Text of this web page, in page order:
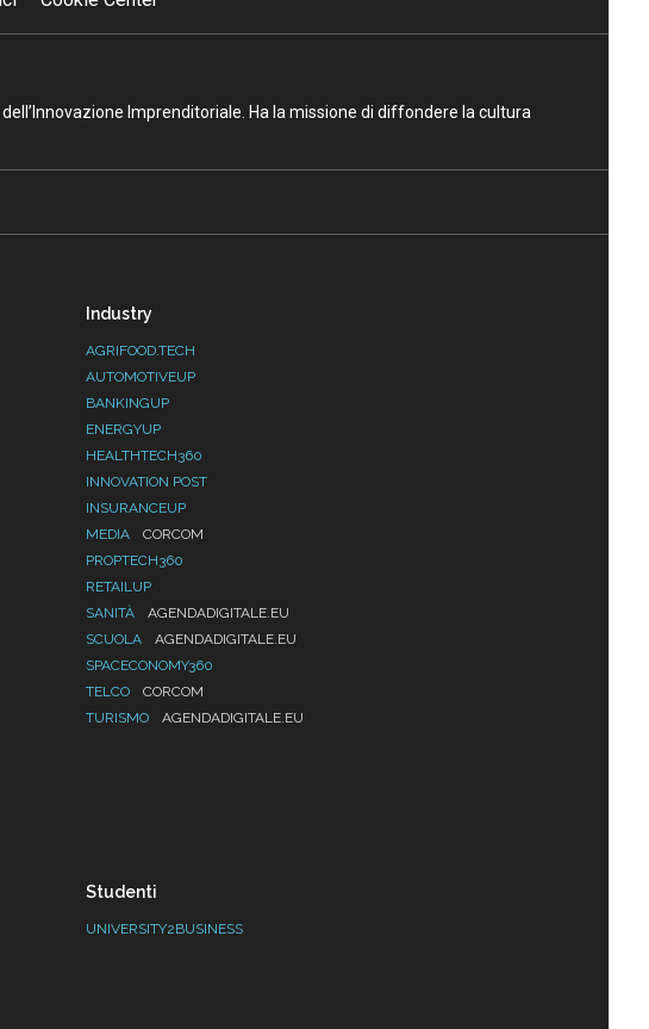
Imprenditoriale. Ha la missione di diffondere la cultura
Industry
AGRIFOOD.TECH
AUTOMOTIVEUP
BANKINGUP
ENERGYUP
HEALTHTECH360
INNOVATION POST
INSURANCEUP
MEDIA
CORCOM
PROPTECH360
RETAILUP
SANITÀ
AGENDADIGITALE.EU
SCUOLA
AGENDADIGITALE.EU
SPACECONOMY360
TELCO
CORCOM
TURISMO
AGENDADIGITALE.EU
Studenti
UNIVERSITY2BUSINESS